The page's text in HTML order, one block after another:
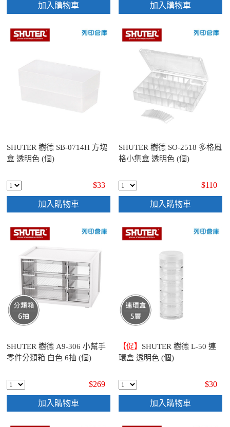
加入購物車 加入購物車
SHUTER 樹德 SB-0714H 方塊
盒 透明色 (個)
$33
加入購物車
SHUTER 樹德 SO-2518 多格風
格小集盒 透明色 (個)
$110
加入購物車
SHUTER 樹德 A9-306 小幫手
零件分類箱 白色 6抽 (個)
$269
加入購物車
【促】 SHUTER 樹德 L-50 連
環盒 透明色 (個)
$30
加入購物車